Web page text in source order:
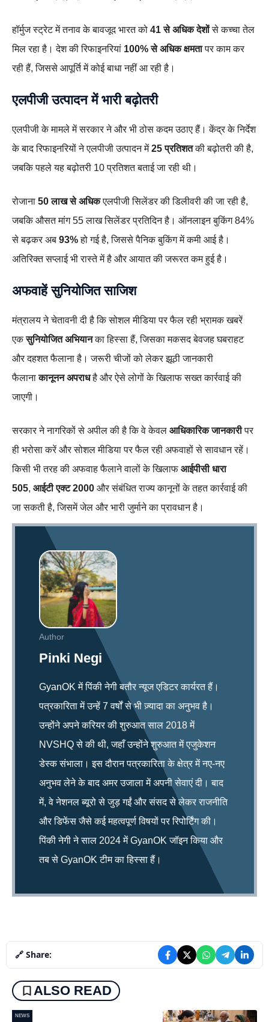
हॉर्मुज स्ट्रेट में तनाव के बावजूद भारत को 41 से अधिक देशोंसे कच्चा तेल
मिल रहा है। देश की रिफाइनरियां 100% से अधिक क्षमतापर काम कर
रही हैं, जिससे आपूर्ति में कोई बाधा नहीं आ रही है।
एलपीजी उत्पादन में भारी बढ़ोतरी
एलपीजी के मामले में सरकार ने और भी ठोस कदम उठाए हैं। केंद्र के निर्देश
के बाद रिफाइनरियों ने एलपीजी उत्पादन में25 प्रतिशतकी बढ़ोतरी की है,
जबकि पहले यह बढ़ोतरी 10 प्रतिशत बताई जा रही थी।
रोजाना 50 लाख से अधिकएलपीजी सिलेंडर की डिलीवरी की जा रही है,
जबकि औसत मांग 55 लाख सिलेंडर प्रतिदिन है। ऑनलाइन बुकिंग 84%
से बढ़कर अब 93%हो गई है, जिससे पैनिक बुकिंग में कमी आई है।
अतिरिक्त सप्लाई भी रास्ते में है और आयात की जरूरत कम हुई है।
अफवाहें सुनियोजित साजिश
मंत्रालय ने चेतावनी दी है कि सोशल मीडिया पर फैल रही भ्रामक खबरें
एकसुनियोजित अभियानका हिस्सा हैं, जिसका मकसद बेवजह घबराहट
और दहशत फैलाना है। जरूरी चीजों को लेकर झूठी जानकारी
फैलानाकानूनन अपराधहै और ऐसे लोगों के खिलाफ सख्त कार्रवाई की
जाएगी।
सरकार ने नागरिकों से अपील की है कि वे केवल आधिकारिक जानकारीपर
ही भरोसा करें और सोशल मीडिया पर फैल रही अफवाहों से सावधान रहें।
किसी भी तरह की अफवाह फैलाने वालों के खिलाफ आईपीसी धारा
505, आईटी एक्ट 2000 और संबंधित राज्य कानूनों के तहत कार्रवाई की
जा सकती है, जिसमें जेल और भारी जुर्माने का प्रावधान है।
Author
Pinki Negi
GyanOK में पिंकी नेगी बतौर न्यूज एडिटर कार्यरत हैं।
पत्रकारिता में उन्हें 7 वर्षों से भी ज़्यादा का अनुभव है।
उन्होंने अपने करियर की शुरुआत साल 2018 में
NVSHQ से की थी, जहाँ उन्होंने शुरुआत में एजुकेशन
डेस्क संभाला। इस दौरान पत्रकारिता के क्षेत्र में नए-नए
अनुभव लेने के बाद अमर उजाला में अपनी सेवाएं दी। बाद
में, वे नेशनल ब्यूरो से जुड़ गईं और संसद से लेकर राजनीति
और डिफेंस जैसे कई महत्वपूर्ण विषयों पर रिपोर्टिंग की।
पिंकी नेगी ने साल 2024 में GyanOK जॉइन किया और
तब से GyanOK टीम का हिस्सा हैं।
🔗 Share:
ALSO READ
NEWS